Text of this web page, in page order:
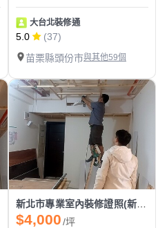
大台北裝修通
5.0
(37)
苗栗縣頭份市與其他59個
新北市專業室內裝修證照(新屋木工簡易矽酸鈣天花板裝修)
$4,000/坪